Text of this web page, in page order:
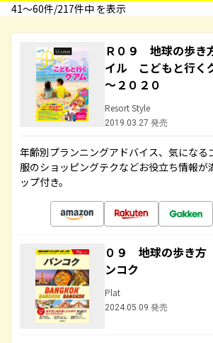
41〜60件/217件中 を表示
Ｒ０９ 地球の歩き
イル こどもと行く
～２０２０
Resort Style
2019.03.27 発売
年齢別プランニングアドバイス、気になる
服のショッピングテクなどお役立ち情報が
ップ付き。
０９ 地球の歩き
ンコク
Plat
2024.05.09 発売